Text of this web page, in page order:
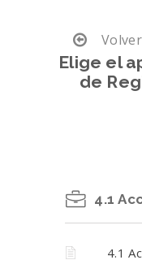
Volver
Elige el
de
4.1
4.1